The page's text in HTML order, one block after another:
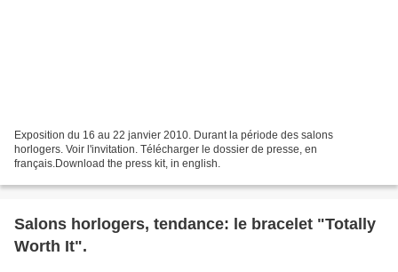
Exposition du 16 au 22 janvier 2010. Durant la période des salons
horlogers. Voir l'invitation. Télécharger le dossier de presse, en
français.Download the press kit, in english.
Salons horlogers, tendance: le bracelet "Totally
Worth It".